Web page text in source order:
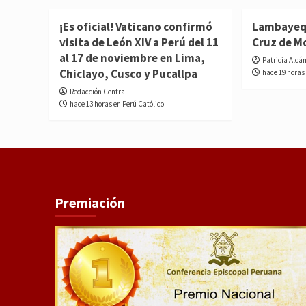
¡Es oficial! Vaticano confirmó
visita de León XIV a Perú del 11
al 17 de noviembre en Lima,
Chiclayo, Cusco y Pucallpa
Redacción Central
hace 13 horas en Perú Católico
Cruz de
Patricia
hace 19
Premiación